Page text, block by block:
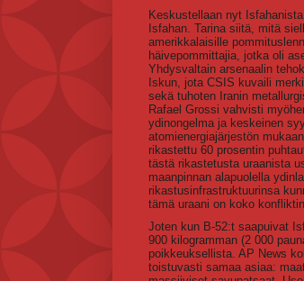
Keskustellaan nyt
Isfahan. Tarina siitä, mitä
amerikkalaisille
häivepommittajia, jotka oli
Yhdysvaltain arsenaalin
Iskun, jota CSIS kuvaili
sekä tuhoten Iranin
Rafael Grossi vahvisti
ydinongelma ja keskeinen
atomienergiajärjestön
rikastettu 60 prosentin
tästä rikastetusta uraanista
maanpinnan alapuolella
rikastusinfrastruktuurinsa
tämä uraani on koko
Joten kun B-52:t saapuivat
900 kilogramman (2 000
poikkeuksellista. AP News
toistuvasti samaa asiaa: